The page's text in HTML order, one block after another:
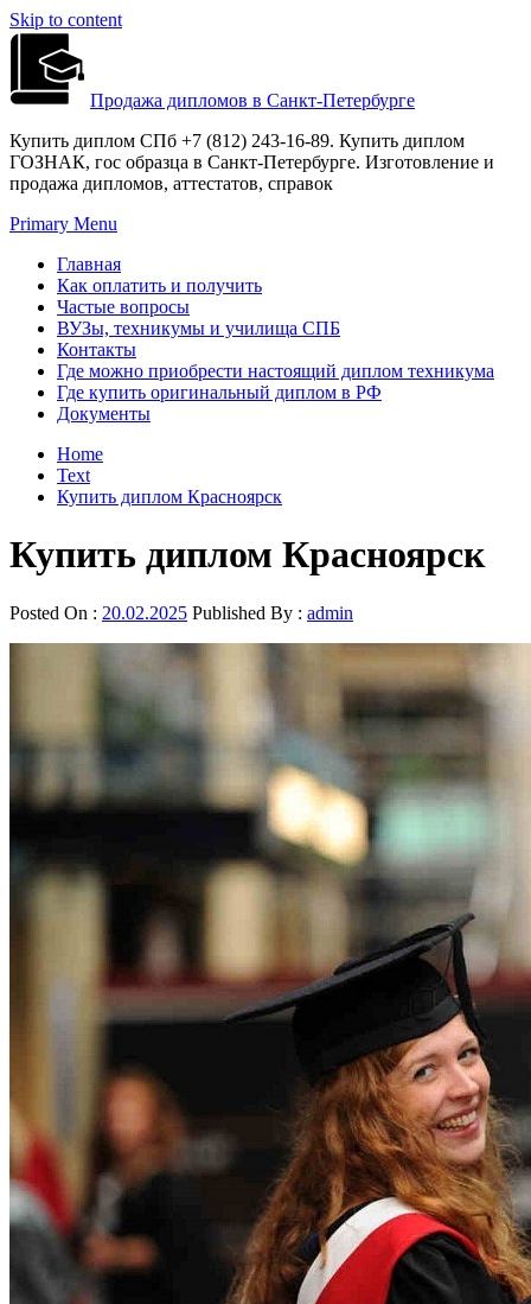
Skip to content
Продажа дипломов в Санкт-Петербурге
Купить диплом СПб +7 (812) 243-16-89. Купить диплом
ГОЗНАК, гос образца в Санкт-Петербурге. Изготовление и
продажа дипломов, аттестатов, справок
Primary Menu
Главная
Как оплатить и получить
Частые вопросы
ВУЗы, техникумы и училища СПБ
Контакты
Где можно приобрести настоящий диплом техникума
Где купить оригинальный диплом в РФ
Документы
Home
Text
Купить диплом Красноярск
Купить диплом Красноярск
Posted On : 20.02.2025 Published By : admin